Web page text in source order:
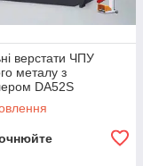
верстати ЧПУ
металу з
DA52S